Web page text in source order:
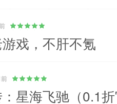
戏，不肝不氪
星海飞驰（0.1